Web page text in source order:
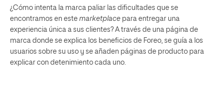
¿Cómo intenta la marca paliar las dificultades que se
encontramos en este marketplace para entregar una
experiencia única a sus clientes? A través de una página de
marca donde se explica los beneficios de Foreo, se guía a los
usuarios sobre su uso y se añaden páginas de producto para
explicar con detenimiento cada uno.